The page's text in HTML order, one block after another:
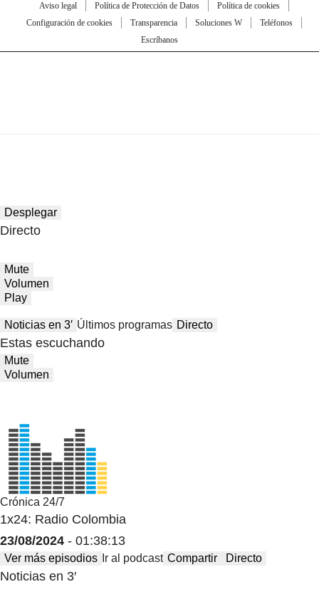
Aviso legal Política de Protección de Datos
Política de cookies
Configuración de cookies
Transparencia Soluciones W
Teléfonos
Escríbanos
Desplegar
Directo
Mute
Volumen
Play
Noticias en 3′ Últimos programas Directo
Estas escuchando
Mute
Volumen
Crónica 24/7
1x24: Radio Colombia
23/08/2024 - 01:38:13
Ver más episodios Ir al podcast Compartir Directo
Noticias en 3′